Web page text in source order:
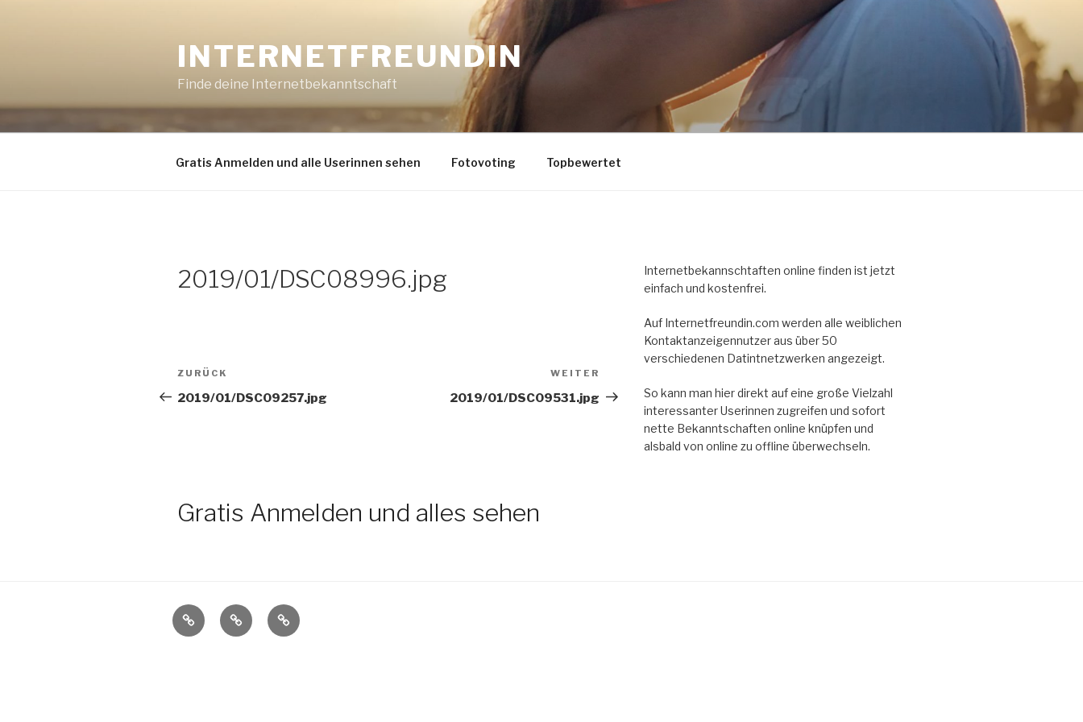
INTERNETFREUNDIN
Finde deine Internetbekanntschaft
Gratis Anmelden und alle Userinnen sehen Fotovoting Topbewertet
2019/01/DSC08996.jpg
Beitragsnavigation
Vorheriger
Beitrag
ZURÜCK
2019/01/DSC09257.jpg
Beitrag
WEITER
2019/01/DSC09531.jpg
Gratis Anmelden und alles sehen
Internetbekannschtaften online finden ist jetzt
einfach und kostenfrei.
Auf Internetfreundin.com werden alle weiblichen
Kontaktanzeigennutzer aus über 50
verschiedenen Datintnetzwerken angezeigt.
So kann man hier direkt auf eine große Vielzahl
interessanter Userinnen zugreifen und sofort
nette Bekanntschaften online knüpfen und
alsbald von online zu offline überwechseln.
Gratis
Anmelden
FotovotingTopbewertet